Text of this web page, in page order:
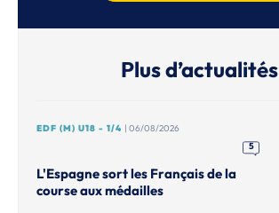
Plus d’actualités
EDF (M) U18 - 1/4 | 06/08/2026
5
L'Espagne sort les Français de la
course aux médailles